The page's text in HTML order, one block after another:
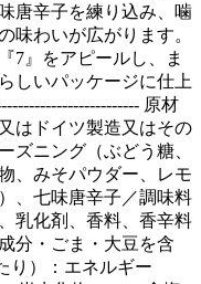
唐辛子を練り込み、噛
味わいが広がります。
7』をアピールし、ま
しいパッケージに仕上
原材
はドイツ製造又はその
ズニング（ぶどう糖、
、みそパウダー、レモ
、七味唐辛子／調味料
乳化剤、香料、香辛料
分・ごま・大豆を含
り）：エネルギー